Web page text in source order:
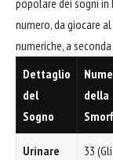
popolare dei sogni
numero, da giocare
numeriche, a
Dettaglio
del
Sogno
della
Urinare
33 (Gli